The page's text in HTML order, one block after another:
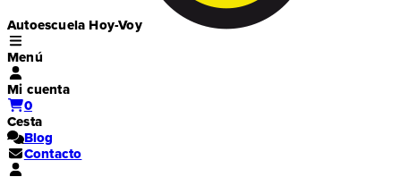
Autoescuela Hoy-Voy
Menú
Mi cuenta
0
Cesta
Blog
Contacto